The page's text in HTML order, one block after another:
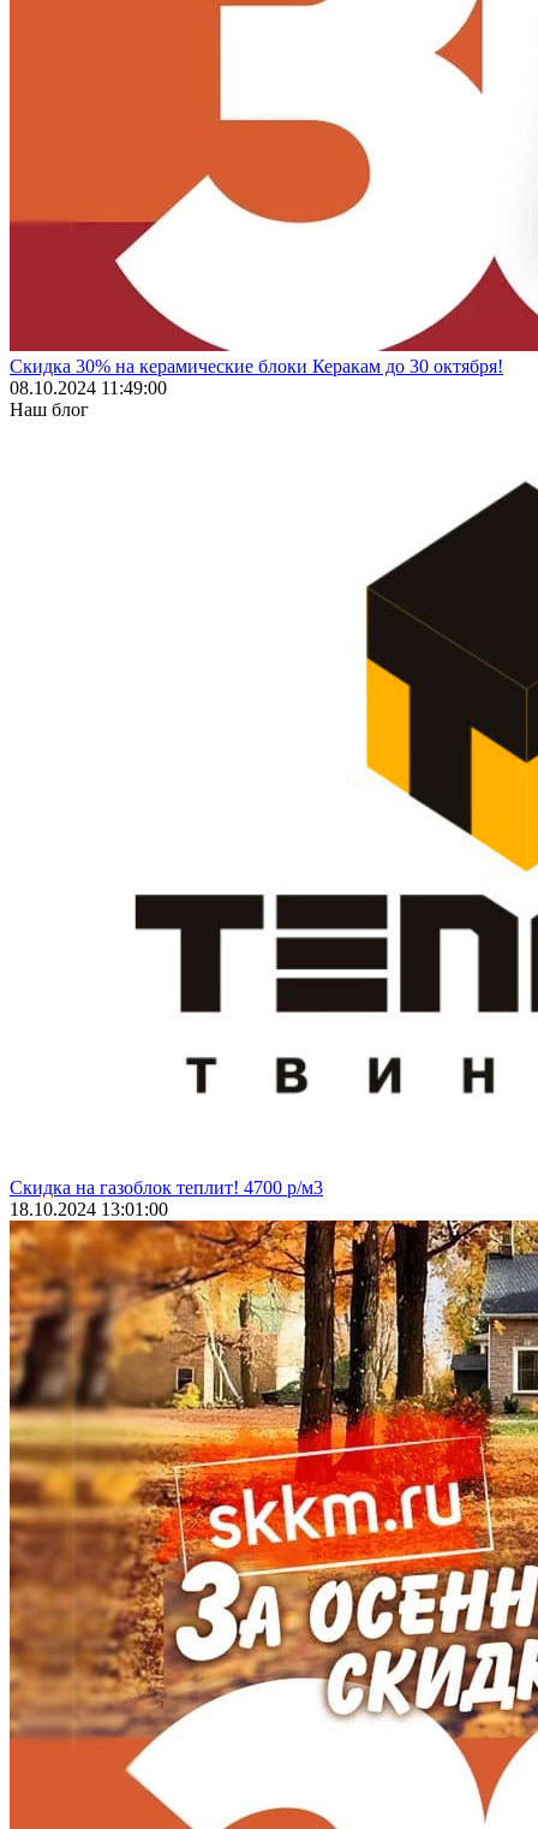
Скидка 30% на керамические блоки Керакам до 30 октября!
08.10.2024 11:49:00
Наш блог
Скидка на газоблок теплит! 4700 р/м3
18.10.2024 13:01:00